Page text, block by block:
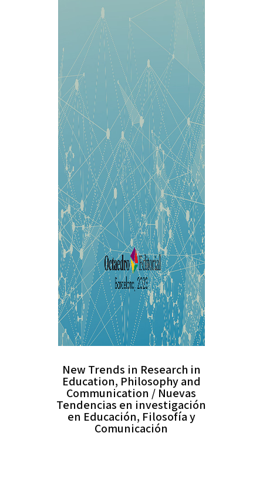
New Trends in Research in
Education, Philosophy and
Communication / Nuevas
Tendencias en investigación
en Educación, Filosofía y
Comunicación